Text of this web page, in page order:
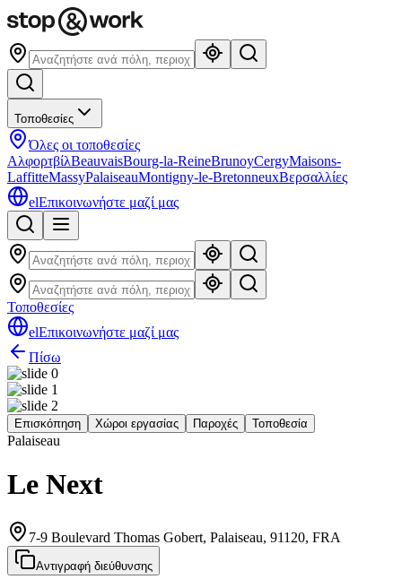
Τοποθεσίες
Όλες οι τοποθεσίες
ΑλφορτβίλBeauvaisBourg-la-ReineBrunoyCergyMaisons-
LaffitteMassyPalaiseauMontigny-le-BretonneuxΒερσαλλίες
elΕπικοινωνήστε μαζί μας
Τοποθεσίες
elΕπικοινωνήστε μαζί μας
Πίσω
Επισκόπηση Χώροι εργασίας Παροχές Τοποθεσία
Palaiseau
Le Next
7-9 Boulevard Thomas Gobert, Palaiseau, 91120, FRA
Αντιγραφή διεύθυνσης